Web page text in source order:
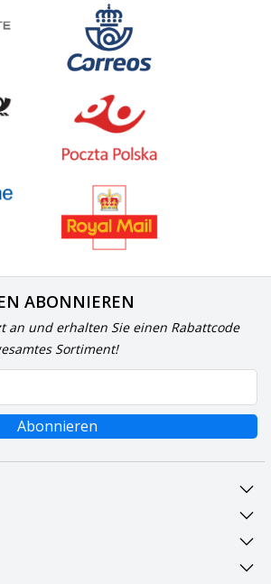
ABONNIEREN
an und erhalten Sie einen Rabattcode
Sortiment!
Abonnieren